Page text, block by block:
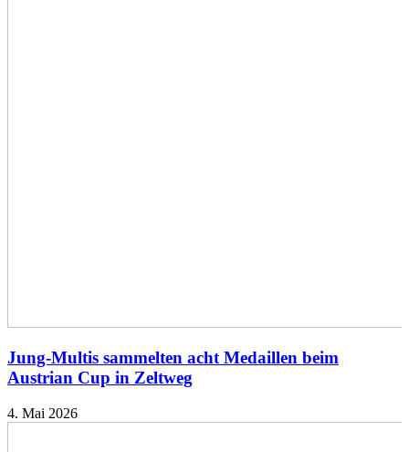
Jung-Multis sammelten acht Medaillen beim
Austrian Cup in Zeltweg
4. Mai 2026